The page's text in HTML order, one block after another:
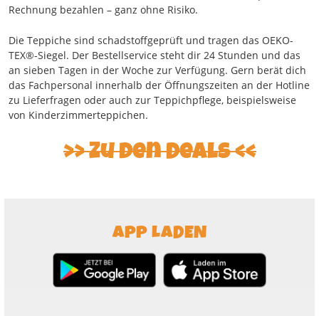
Rechnung bezahlen – ganz ohne Risiko.
Die Teppiche sind schadstoffgeprüft und tragen das OEKO-
TEX®-Siegel. Der Bestellservice steht dir 24 Stunden und das
an sieben Tagen in der Woche zur Verfügung. Gern berät dich
das Fachpersonal innerhalb der Öffnungszeiten an der Hotline
zu Lieferfragen oder auch zur Teppichpflege, beispielsweise
von Kinderzimmerteppichen.
Zu den Deals
APP LADEN